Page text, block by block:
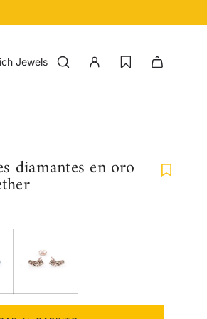
Jewels
diamantes en oro